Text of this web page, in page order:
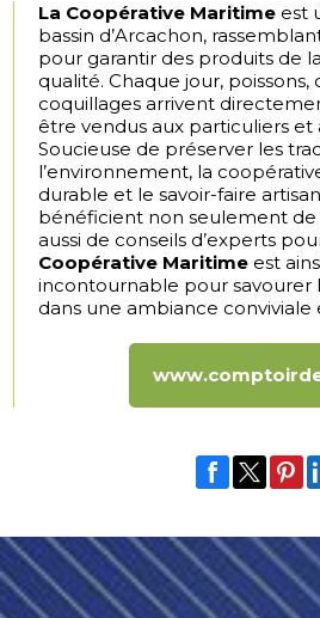
La Coopérative Maritime est
bassin d’Arcachon,
pour garantir des produits de
qualité. Chaque jour, poissons,
coquillages arrivent
être vendus aux particuliers et
Soucieuse de préserver les
l’environnement, la
durable et le savoir-faire
bénéficient non seulement de
aussi de conseils d’experts
Coopérative Maritime est
incontournable pour savourer
dans une ambiance